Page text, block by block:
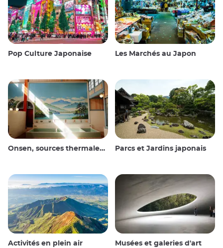
Pop Culture Japonaise Les Marchés au Japon
Onsen, sources thermales et bains publics Parcs et Jardins japonais
Activités en plein air Musées et galeries d'art